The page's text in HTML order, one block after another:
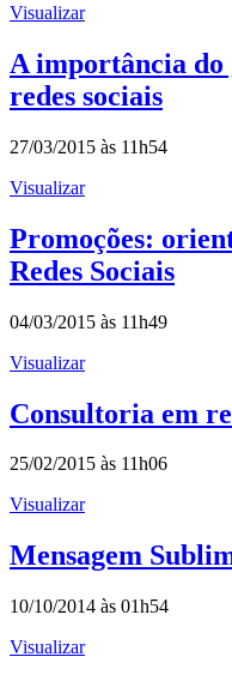
Visualizar
A importância do
redes sociais
27/03/2015 às 11h54
Visualizar
Promoções:
Redes Sociais
04/03/2015 às 11h49
Visualizar
Consultoria em
25/02/2015 às 11h06
Visualizar
Mensagem
10/10/2014 às 01h54
Visualizar